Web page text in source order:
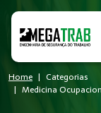
Home
Categorias
Medicina